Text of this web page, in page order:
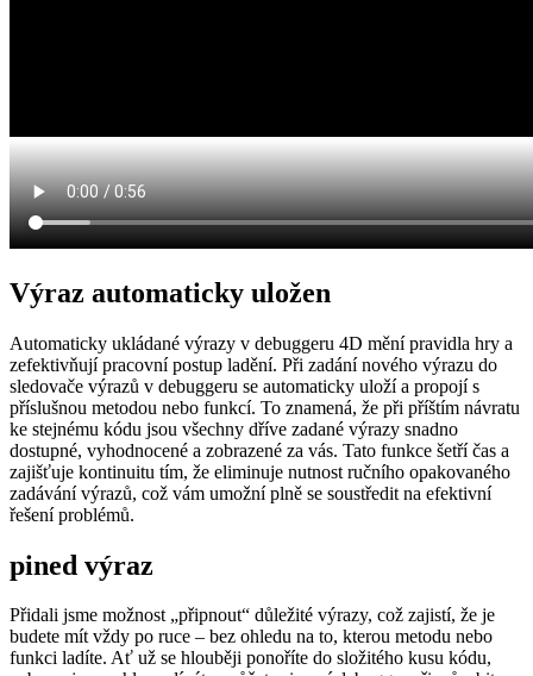
Výraz automaticky uložen
Automaticky ukládané výrazy v debuggeru 4D mění pravidla hry a
zefektivňují pracovní postup ladění. Při zadání nového výrazu do
sledovače výrazů v debuggeru se automaticky uloží a propojí s
příslušnou metodou nebo funkcí. To znamená, že při příštím návratu
ke stejnému kódu jsou všechny dříve zadané výrazy snadno
dostupné, vyhodnocené a zobrazené za vás. Tato funkce šetří čas a
zajišťuje kontinuitu tím, že eliminuje nutnost ručního opakovaného
zadávání výrazů, což vám umožní plně se soustředit na efektivní
řešení problémů.
pined výraz
Přidali jsme možnost „připnout“ důležité výrazy, což zajistí, že je
budete mít vždy po ruce – bez ohledu na to, kterou metodu nebo
funkci ladíte. Ať už se hlouběji ponoříte do složitého kusu kódu,